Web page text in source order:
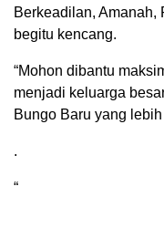
Berkeadilan, Amanah,
begitu kencang.
“Mohon dibantu
menjadi keluarga
Bungo Baru yang
.
“